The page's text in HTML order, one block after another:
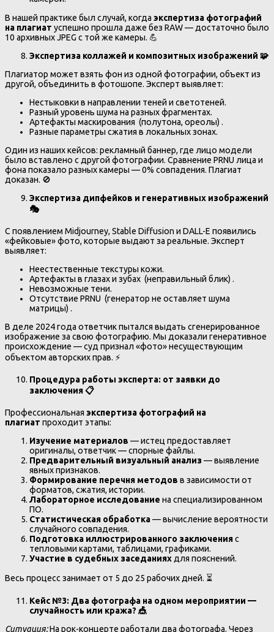
В нашей практике был случай, когда экспертиза фотографий
на плагиат успешно прошла даже без RAW — достаточно было
10 архивных JPEG с той же камеры. 💪
Экспертиза коллажей и композитных изображений 🧩
Плагиатор может взять фон из одной фотографии, объект из
другой, объединить в фотошопе. Эксперт выявляет:
Нестыковки в направлении теней и светотеней.
Разный уровень шума на разных фрагментах.
Артефакты маскирования (полутона, ореолы) .
Разные параметры сжатия в локальных зонах.
Один из наших кейсов: рекламный баннер, где лицо модели
было вставлено с другой фотографии. Сравнение PRNU лица и
фона показало разных камеры — 0% совпадения. Плагиат
доказан. 🚫
Экспертиза дипфейков и генеративных изображений
🎭
С появлением Midjourney, Stable Diffusion и DALL-E появились
«фейковые» фото, которые выдают за реальные. Эксперт
выявляет:
Неестественные текстуры кожи.
Артефакты в глазах и зубах (неправильный блик) .
Невозможные тени.
Отсутствие PRNU (генератор не оставляет шума
матрицы) .
В деле 2024 года ответчик пытался выдать сгенерированное
изображение за свою фотографию. Мы доказали генеративное
происхождение — суд признал «фото» несуществующим
объектом авторских прав. ⚡
Процедура работы эксперта: от заявки до
заключения📋
Профессиональная экспертиза фотографий на
плагиат проходит этапы:
Изучение материалов — истец предоставляет
оригиналы, ответчик — спорные файлы.
Предварительный визуальный анализ— выявление
явных признаков.
Формирование перечня методов в зависимости от
форматов, сжатия, истории.
Лабораторное исследование на специализированном
ПО.
Статистическая обработка— вычисление вероятности
случайного совпадения.
Подготовка иллюстрированного заключенияс
тепловыми картами, таблицами, графиками.
Участие в судебных заседанияхдля пояснений.
Весь процесс занимает от 5 до 25 рабочих дней. ⏳
Кейс №3: Два фотографа на одном мероприятии —
случайность или кража? 🎪
Ситуация:На рок-концерте работали два фотографа. Через